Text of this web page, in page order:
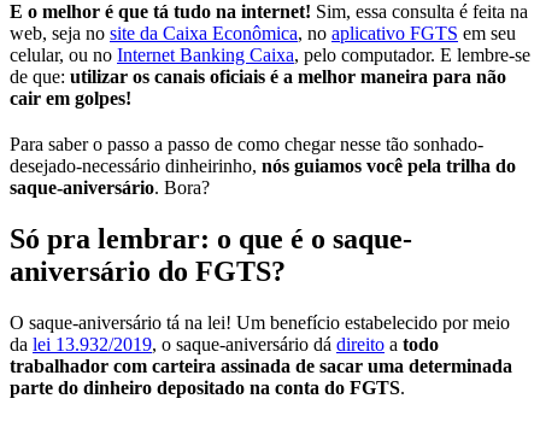
E o melhor é que tá tudo na internet! Sim, essa consulta é feita na
web, seja no site da Caixa Econômica, no aplicativo FGTS em seu
celular, ou no Internet Banking Caixa, pelo computador. E lembre-se
de que: utilizar os canais oficiais é a melhor maneira para não
cair em golpes!
Para saber o passo a passo de como chegar nesse tão sonhado-
desejado-necessário dinheirinho, nós guiamos você pela trilha do
saque-aniversário. Bora?
Só pra lembrar: o que é o saque-
aniversário do FGTS?
O saque-aniversário tá na lei! Um benefício estabelecido por meio
da lei 13.932/2019, o saque-aniversário dá direito a todo
trabalhador com carteira assinada de sacar uma determinada
parte do dinheiro depositado na conta do FGTS.